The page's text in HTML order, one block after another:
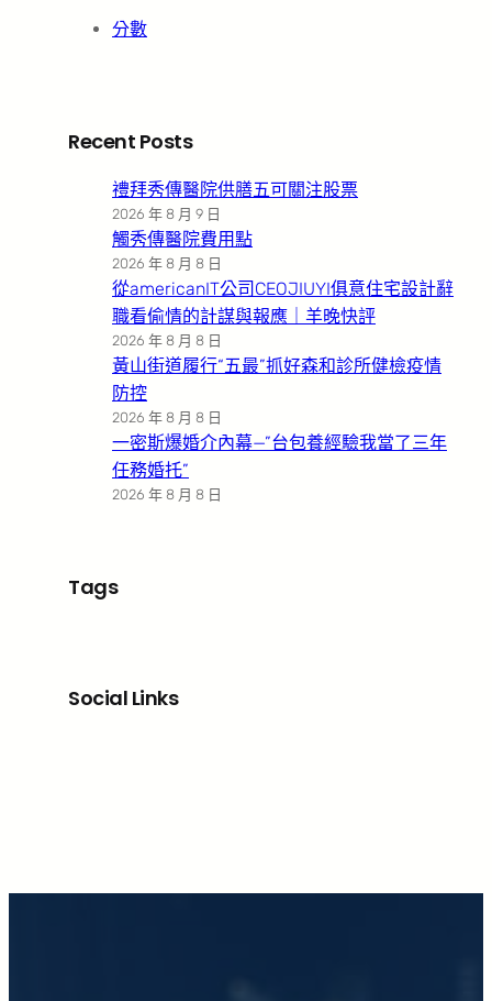
分數
Recent Posts
禮拜秀傳醫院供膳五可關注股票
2026 年 8 月 9 日
觸秀傳醫院費用點
2026 年 8 月 8 日
從americanIT公司CEOJIUYI俱意住宅設計辭
職看偷情的計謀與報應｜羊晚快評
2026 年 8 月 8 日
黃山街道履行“五最”抓好森和診所健檢疫情
防控
2026 年 8 月 8 日
一密斯爆婚介內幕—”台包養經驗我當了三年
任務婚托”
2026 年 8 月 8 日
Tags
Social Links